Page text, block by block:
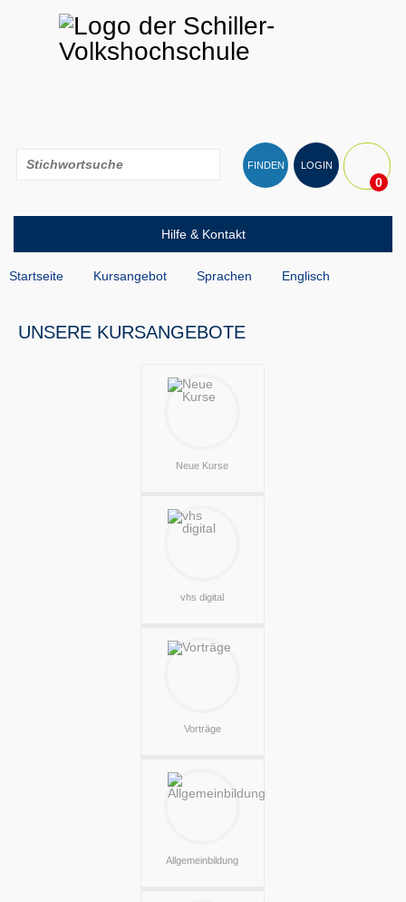
0
LOGIN
FINDEN
Hilfe & Kontakt
Startseite Kursangebot Sprachen Englisch
UNSERE KURSANGEBOTE
Neue Kurse
vhs digital
Vorträge
Allgemeinbildung